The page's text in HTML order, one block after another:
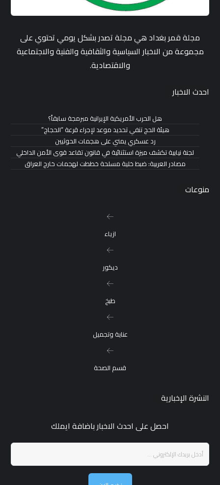
مجلة قمر بغداد هي مجلة تصدر بشكل يومي تحتوي على
مجموعة من الاخبار السياسية والثقافية والفنية والاجتماعية
والاقتصادية.
احدث الاخبار
هل الحرب الأمريكية الإيرانية مبرمجة سابقاً؟
هيئة الحج تنفي تحديد موعد لإجراء قرعة “الحجاج”
رد عسكري يمني على هجمات الحوثيين
لجنة نيابية تكشف ميزة استثنائية في قانون تقاعد قوى الأمن الداخلي
مصادر العربية: ضبط خلية مسلحة خططت لهجمات خارج العراق
منوعات
ازياء
ديكور
طبخ
عناية وتجميل
قسم الصحة
النشرة الإخبارية
احصل على احدث الاخبار باضافة ايملك